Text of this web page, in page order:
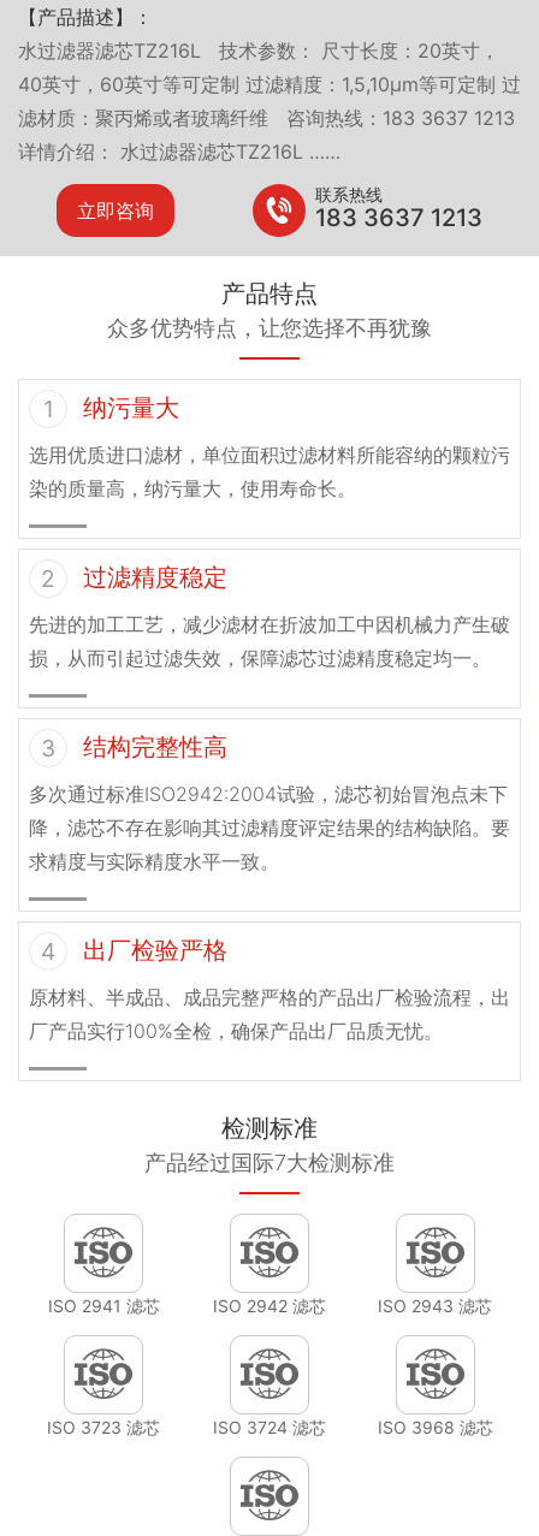
【产品描述】：
水过滤器滤芯TZ216L 技术参数： 尺寸长度：20英寸，
40英寸，60英寸等可定制 过滤精度：1,5,10μm等可定制 过
滤材质：聚丙烯或者玻璃纤维 咨询热线：183 3637 1213
详情介绍： 水过滤器滤芯TZ216L ……
立即咨询
联系热线
183 3637 1213
产品特点
众多优势特点，让您选择不再犹豫
1 纳污量大
选用优质进口滤材，单位面积过滤材料所能容纳的颗粒污
染的质量高，纳污量大，使用寿命长。
2 过滤精度稳定
先进的加工工艺，减少滤材在折波加工中因机械力产生破
损，从而引起过滤失效，保障滤芯过滤精度稳定均一。
3 结构完整性高
多次通过标准ISO2942:2004试验，滤芯初始冒泡点未下
降，滤芯不存在影响其过滤精度评定结果的结构缺陷。要
求精度与实际精度水平一致。
4 出厂检验严格
原材料、半成品、成品完整严格的产品出厂检验流程，出
厂产品实行100%全检，确保产品出厂品质无忧。
检测标准
产品经过国际7大检测标准
ISO 2941 滤芯 ISO 2942 滤芯 ISO 2943 滤芯
ISO 3723 滤芯 ISO 3724 滤芯 ISO 3968 滤芯